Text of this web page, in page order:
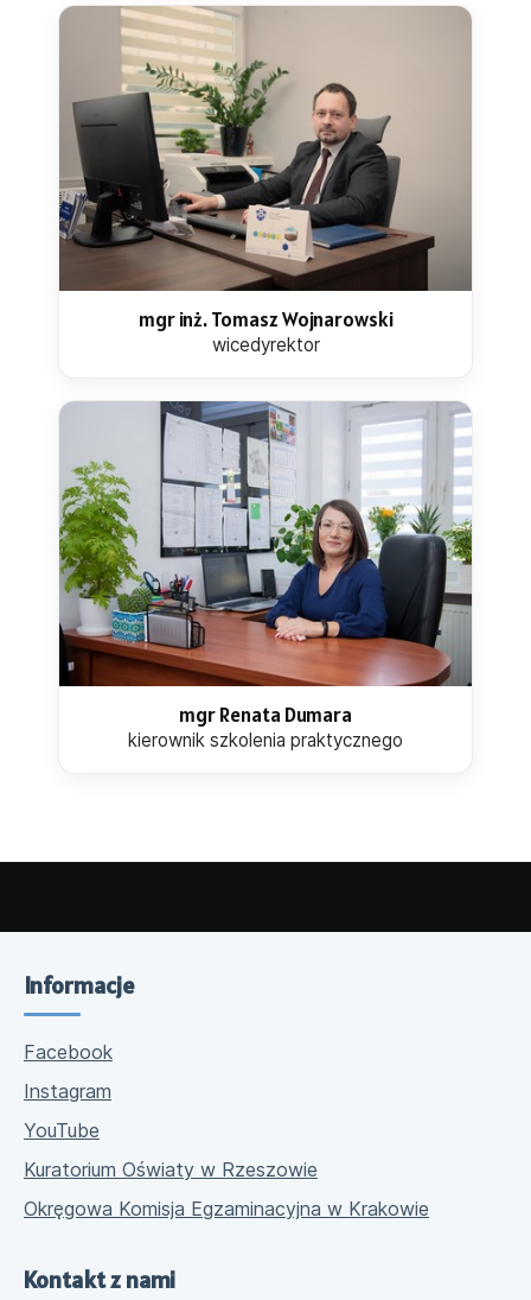
mgr inż. Tomasz Wojnarowski
wicedyrektor
mgr Renata Dumara
kierownik szkolenia praktycznego
Informacje
Facebook
Instagram
YouTube
Kuratorium Oświaty w Rzeszowie
Okręgowa Komisja Egzaminacyjna w Krakowie
Kontakt z nami